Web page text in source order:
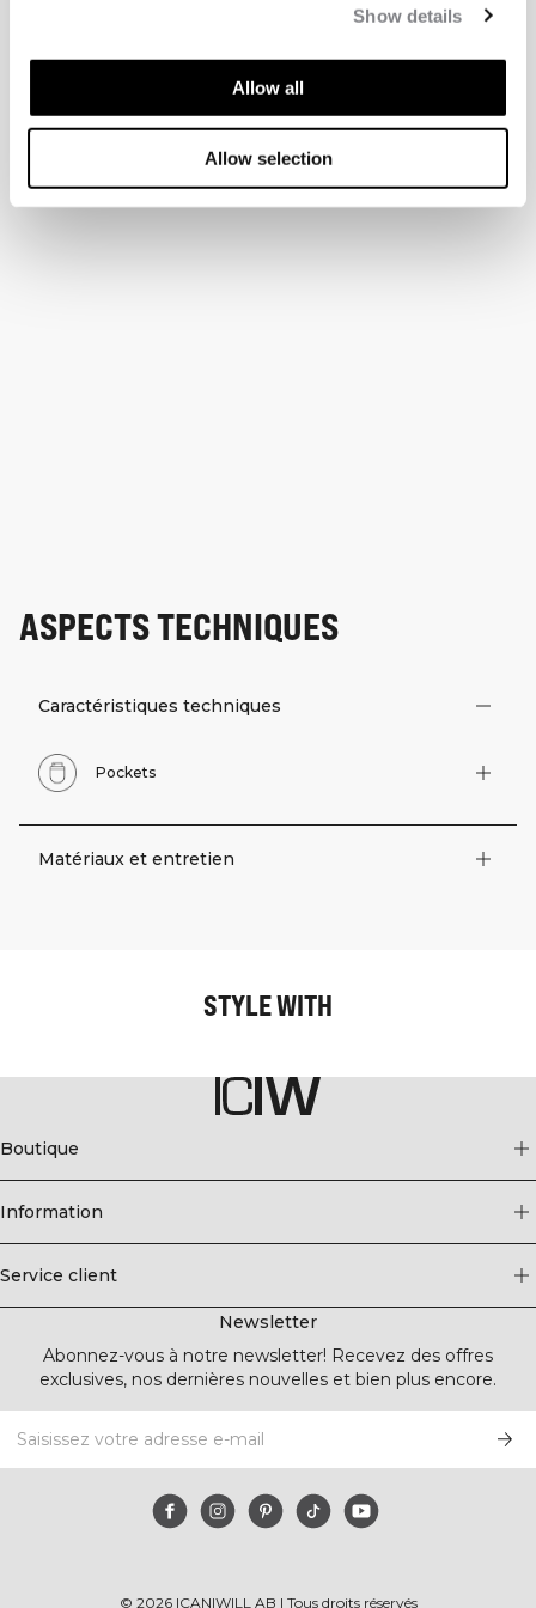
Show details
Allow all
Allow selection
ASPECTS TECHNIQUES
Caractéristiques techniques
Pockets
Matériaux et entretien
STYLE WITH
Boutique
Information
Service client
Newsletter
Abonnez-vous à notre newsletter! Recevez des offres
exclusives, nos dernières nouvelles et bien plus encore.
© 2026ICANIWILL AB | Tous droits réservés